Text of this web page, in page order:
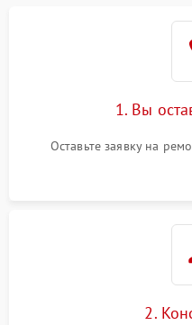
1. Вы
Оставьте заявку на
2.